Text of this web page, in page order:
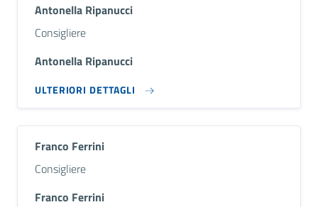
Antonella Ripanucci
Descrizione breve
Consigliere
Antonella Ripanucci
ULTERIORI DETTAGLI
Franco Ferrini
Descrizione breve
Consigliere
Franco Ferrini